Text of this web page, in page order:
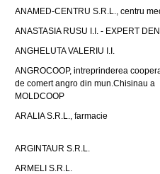
ANAMED-CENTRU S.R.L., centru
ANASTASIA RUSU I.I. - EXPERT
ANGHELUTA VALERIU I.I.
ANGROCOOP, intreprinderea
de comert angro din mun.Chisinau a
MOLDCOOP
ARALIA S.R.L., farmacie
ARGINTAUR S.R.L.
ARMELI S.R.L.